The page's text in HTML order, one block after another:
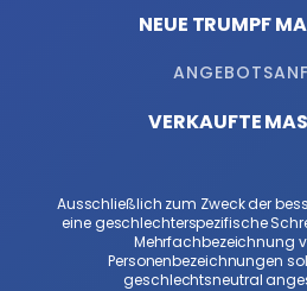
NEUE TRUMPF
VERKAUFTE
Ausschließlich zum Zweck der
eine geschlechterspezifische
Mehrfachbezeichnung
Personenbezeichnungen
geschlechtsneutral